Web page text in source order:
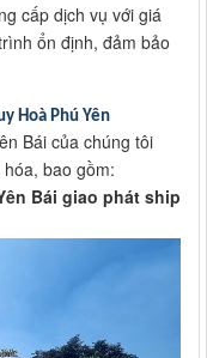
cấp dịch vụ với giá
ổn định, đảm bảo
Hoà Phú Yên
Bái của chúng tôi
bao gồm:
Bái giao phát ship